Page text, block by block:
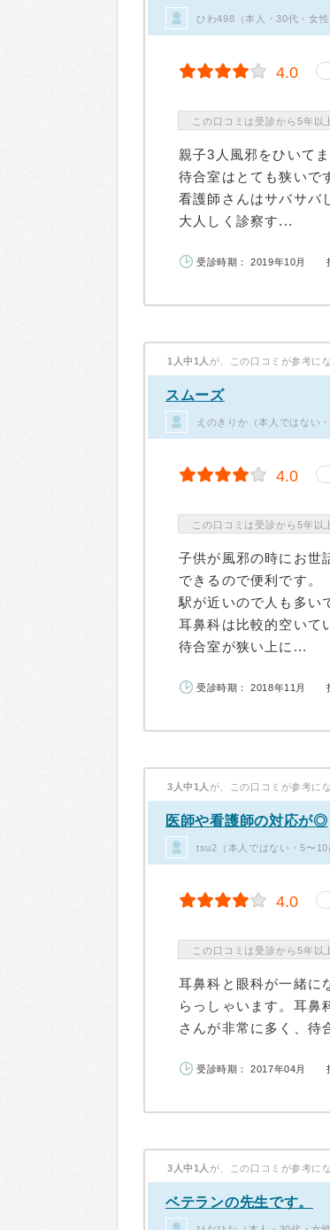
ひわ498（本人・30代・女
4.0
この口コミは受診から5年以
親子3人風邪をひいて
待合室はとても狭いで
看護師さんはサバサバ
大人しく診察す...
受診時期： 2019年10月
1人中1人 が、この口コミが参考に
スムーズ
えのきりか（本人ではない
4.0
この口コミは受診から5年以
子供が風邪の時にお世
できるので便利です。
駅が近いので人も多い
耳鼻科は比較的空いて
待合室が狭い上に...
受診時期： 2018年11月
3人中1人 が、この口コミが参考に
医師や看護師の対応が◎
tsu2（本人ではない・5〜10
4.0
この口コミは受診から5年以
耳鼻科と眼科が一緒に
らっしゃいます。耳鼻
さんが非常に多く、待
受診時期： 2017年04月
3人中1人 が、この口コミが参考に
ベテランの先生です。